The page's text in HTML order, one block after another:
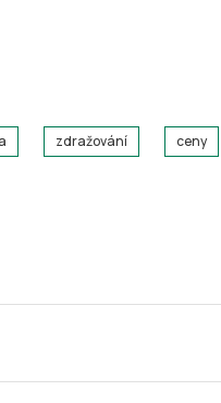
zdražování ceny